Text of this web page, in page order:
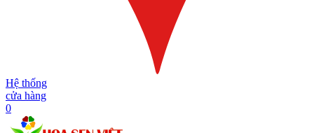
Hệ thống
cửa hàng
0